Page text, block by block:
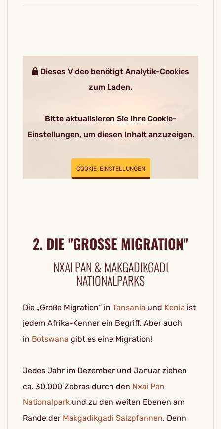
Dieses Video benötigt Analytik-Cookies
zum Laden.
Bitte aktualisieren Sie Ihre Cookie-
Einstellungen, um diesen Inhalt anzuzeigen.
COOKIE-EINSTELLUNGEN
2. DIE "GROSSE MIGRATION"
NXAI PAN & MAKGADIKGADI
NATIONALPARKS
Die „Große Migration“ in Tansania und Kenia ist
jedem Afrika-Kenner ein Begriff. Aber auch
in Botswana gibt es eine Migration!
Jedes Jahr im Dezember und Januar ziehen
ca. 30.000 Zebras durch den Nxai Pan
Nationalpark und zu den weiten Ebenen am
Rande der Makgadikgadi Salzpfannen. Denn